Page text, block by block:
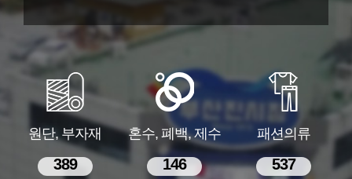
원단, 부자재
389
혼수, 폐백, 제수
146
패션의류
537